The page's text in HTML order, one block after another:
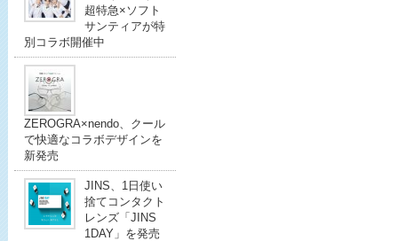
超特急×ソフト
サンティアが特
別コラボ開催中
ZEROGRA×nendo、クール
で快適なコラボデザインを
新発売
JINS、1日使い
捨てコンタクト
レンズ「JINS
1DAY」を発売